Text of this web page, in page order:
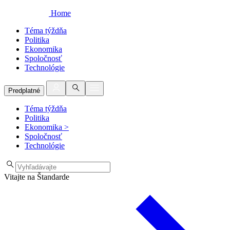
Home
Téma týždňa
Politika
Ekonomika
Spoločnosť
Technológie
Predplatné
Téma týždňa
Politika
Ekonomika >
Spoločnosť
Technológie
Vitajte na Štandarde